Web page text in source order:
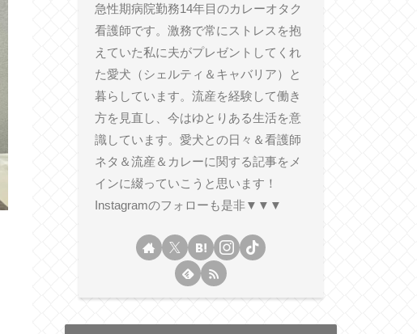
急性期病院勤務14年目のカレーオタク
看護師です。激務で常にストレスを抱
えていた私に夫がプレゼントしてくれ
た愛犬（シェルティ＆キャバリア）と
暮らしています。流産を経験して働き
方を見直し、今はゆとりある生活を意
識しています。愛犬との日々＆看護師
ネタ＆流産＆カレーに関する記事をメ
インに綴っていこうと思います！
Instagramのフォローも是非▼▼▼